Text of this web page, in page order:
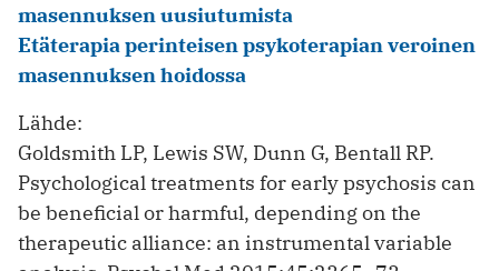
masennuksen uusiutumista
Etäterapia perinteisen psykoterapian veroinen
masennuksen hoidossa
Lähde:
Goldsmith LP, Lewis SW, Dunn G, Bentall RP.
Psychological treatments for early psychosis can
be beneficial or harmful, depending on the
therapeutic alliance: an instrumental variable